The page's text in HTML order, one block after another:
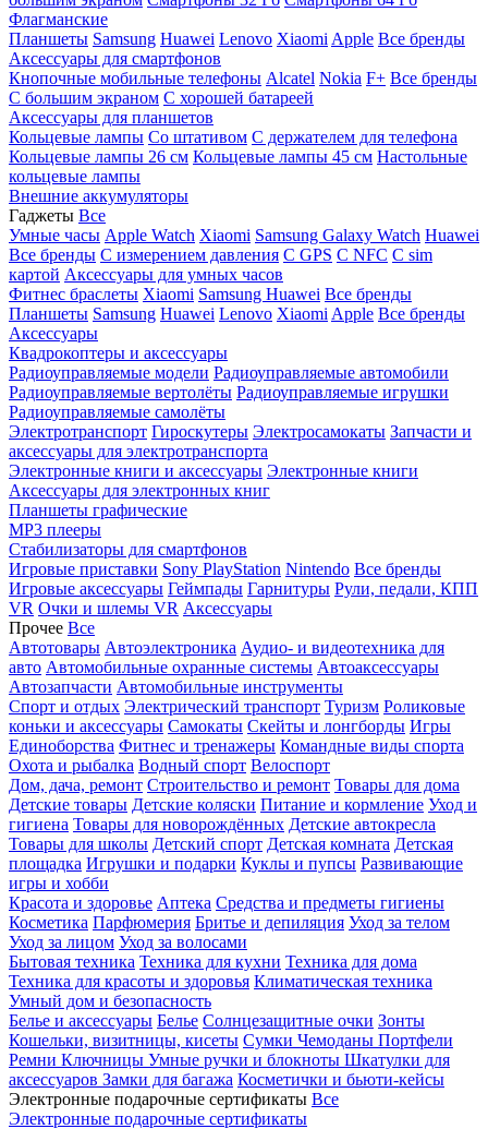
Флагманские
Планшеты Samsung Huawei Lenovo Xiaomi Apple Все бренды
Аксессуары для смартфонов
Кнопочные мобильные телефоны Alcatel Nokia F+ Все бренды
С большим экраном С хорошей батареей
Аксессуары для планшетов
Кольцевые лампы Со штативом C держателем для телефона
Кольцевые лампы 26 см Кольцевые лампы 45 см Настольные
кольцевые лампы
Внешние аккумуляторы
Гаджеты Все
Умные часы Apple Watch Xiaomi Samsung Galaxy Watch Huawei
Все бренды C измерением давления C GPS C NFC C sim
картой Аксессуары для умных часов
Фитнес браслеты Xiaomi Samsung Huawei Все бренды
Планшеты Samsung Huawei Lenovo Xiaomi Apple Все бренды
Аксессуары
Квадрокоптеры и аксессуары
Радиоуправляемые модели Радиоуправляемые автомобили
Радиоуправляемые вертолёты Радиоуправляемые игрушки
Радиоуправляемые самолёты
Электротранспорт Гироскутеры Электросамокаты Запчасти и
аксессуары для электротранспорта
Электронные книги и аксессуары Электронные книги
Аксессуары для электронных книг
Планшеты графические
MP3 плееры
Стабилизаторы для смартфонов
Игровые приставки Sony PlayStation Nintendo Все бренды
Игровые аксессуары Геймпады Гарнитуры Рули, педали, КПП
VR Очки и шлемы VR Аксессуары
Прочее Все
Автотовары Автоэлектроника Аудио- и видеотехника для
авто Автомобильные охранные системы Автоаксессуары
Автозапчасти Автомобильные инструменты
Спорт и отдых Электрический транспорт Туризм Роликовые
коньки и аксессуары Самокаты Скейты и лонгборды Игры
Единоборства Фитнес и тренажеры Командные виды спорта
Охота и рыбалка Водный спорт Велоспорт
Дом, дача, ремонт Строительство и ремонт Товары для дома
Детские товары Детские коляски Питание и кормление Уход и
гигиена Товары для новорождённых Детские автокресла
Товары для школы Детский спорт Детская комната Детская
площадка Игрушки и подарки Куклы и пупсы Развивающие
игры и хобби
Красота и здоровье Аптека Средства и предметы гигиены
Косметика Парфюмерия Бритье и депиляция Уход за телом
Уход за лицом Уход за волосами
Бытовая техника Техника для кухни Техника для дома
Техника для красоты и здоровья Климатическая техника
Умный дом и безопасность
Белье и аксессуары Белье Солнцезащитные очки Зонты
Кошельки, визитницы, кисеты Сумки Чемоданы Портфели
Ремни Ключницы Умные ручки и блокноты Шкатулки для
аксессуаров Замки для багажа Косметички и бьюти-кейсы
Электронные подарочные сертификаты Все
Электронные подарочные сертификаты